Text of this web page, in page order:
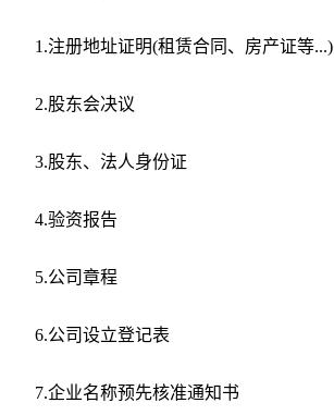
1.注册地址证明(租赁合同、房产证等...)
2.股东会决议
3.股东、法人身份证
4.验资报告
5.公司章程
6.公司设立登记表
7.企业名称预先核准通知书